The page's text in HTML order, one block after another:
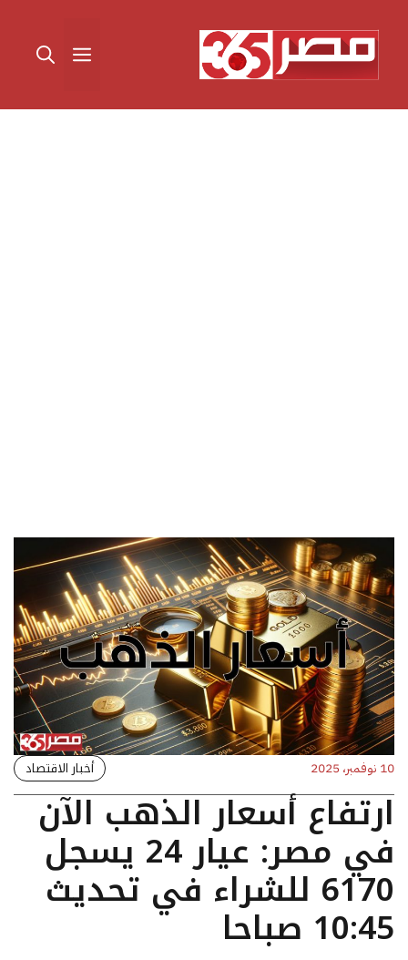
المحتوى القائمة
10 نوفمبر، 2025 أخبار الاقتصاد
ارتفاع أسعار الذهب الآن
في مصر: عيار 24 يسجل
6170 للشراء في تحديث
10:45 صباحا